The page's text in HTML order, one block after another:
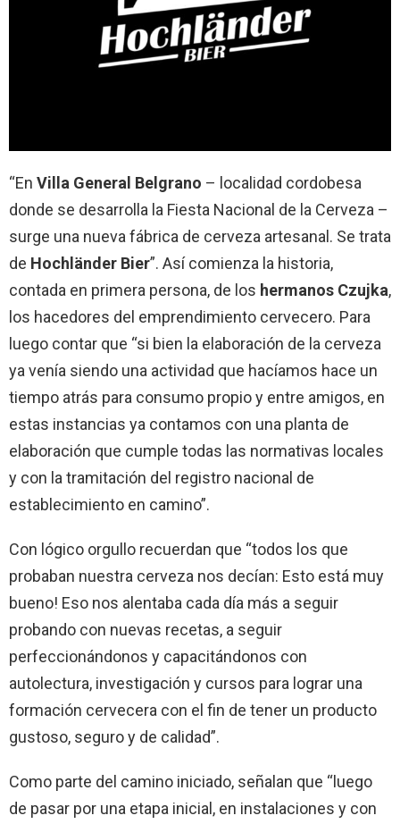
“En Villa General Belgrano – localidad cordobesa
donde se desarrolla la Fiesta Nacional de la Cerveza –
surge una nueva fábrica de cerveza artesanal. Se trata
de Hochländer Bier”. Así comienza la historia,
contada en primera persona, de los hermanos Czujka,
los hacedores del emprendimiento cervecero. Para
luego contar que “si bien la elaboración de la cerveza
ya venía siendo una actividad que hacíamos hace un
tiempo atrás para consumo propio y entre amigos, en
estas instancias ya contamos con una planta de
elaboración que cumple todas las normativas locales
y con la tramitación del registro nacional de
establecimiento en camino”.
Con lógico orgullo recuerdan que “todos los que
probaban nuestra cerveza nos decían: Esto está muy
bueno! Eso nos alentaba cada día más a seguir
probando con nuevas recetas, a seguir
perfeccionándonos y capacitándonos con
autolectura, investigación y cursos para lograr una
formación cervecera con el fin de tener un producto
gustoso, seguro y de calidad”.
Como parte del camino iniciado, señalan que “luego
de pasar por una etapa inicial, en instalaciones y con